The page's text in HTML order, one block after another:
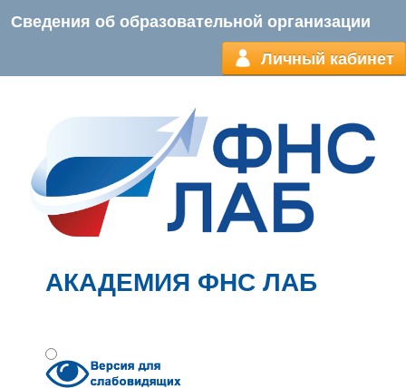
Сведения об образовательной организации
Личный кабинет
АКАДЕМИЯ ФНС ЛАБ